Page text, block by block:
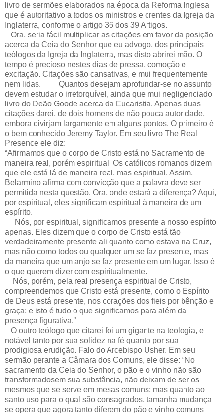
livro de sermões elaborados na época da Reforma Inglesa
que é autoritativo a todos os ministros e crentes da Igreja da
Inglaterra, conforme o artigo 36 dos 39 Artigos.
Ora, seria fácil multiplicar as citações em favor da posição
acerca da Ceia do Senhor que eu advogo, dos principais
teólogos da Igreja da Inglaterra, mas disto abrirei mão. O
tempo é precioso nestes dias de pressa, comoção e
excitação. Citações são cansativas, e mui frequentemente
nem lidas. Quantos desejam aprofundar-se no assunto
devem estudar o irretorquível, ainda que mui negligenciado
livro do Deão Goode acerca da Eucaristia. Apenas duas
citações darei, de dois homens de não pouca autoridade,
embora divirjam largamente em alguns pontos. O primeiro é
o bem conhecido Jeremy Taylor. Em seu livro The Real
Presence ele diz:
“Afirmamos que o corpo de Cristo está no Sacramento de
maneira real, porém espiritual. Os católicos romanos dizem
que ele está lá de maneira real, mas espiritual. Assim,
Belarmino afirma com convicção que a palavra deve ser
permitida nesta questão. Ora, onde estará a diferença? Aqui,
por espiritual, eles significam espiritual à maneira de um
espírito.
Nós, por espiritual, significamos presente a nosso espírito
apenas. Eles dizem que o corpo de Cristo está tão
verdadeiramente presente ali quanto como estava na Cruz,
mas não como todos ou qualquer um se faz presente, mas
da maneira que um anjo se faz presente em um lugar. Isso é
o que querem dizer com espiritualmente.
Nós, porém, pela real presença espiritual de Cristo,
compreendemos que Cristo está presente, como o Espírito
de Deus está presente, nos corações dos fieis por bênção e
graça; e isto é tudo o que significamos para além da
presença figurativa.”
O outro teólogo que citarei foi um gigante na teologia, e
notável tanto por sua solidez na fé quanto por sua
prodigiosa erudição. Falo do Arcebispo Usher. Em seu
sermão perante a Câmara dos Comuns, ele disse: “No
sacramento da Ceia do Senhor, o pão e o vinho não são
transformadosem sua substância, não deixam de ser os
mesmos que se serve em mesas comuns; mas quanto ao
santo uso para o qual são consagrados, tamanha mudança
se opera que agora tanto diferem do pão e vinho comuns